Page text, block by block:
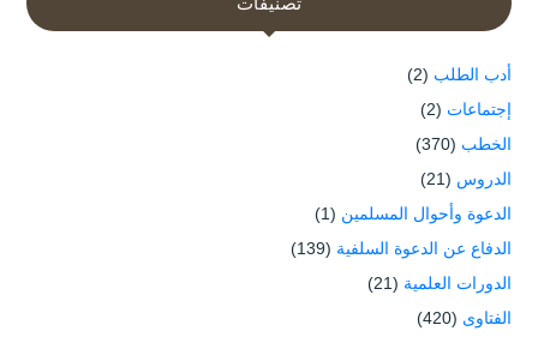
أدب الطلب (2)
إجتماعات (2)
الخطب (370)
الدروس (21)
الدعوة وأحوال المسلمين (1)
الدفاع عن الدعوة السلفية (139)
الدورات العلمية (21)
الفتاوى (420)